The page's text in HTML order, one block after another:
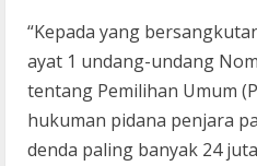
“Kepada yang
ayat 1 undang-undang
tentang Pemilihan Umum
hukuman pidana penjara
denda paling banyak 24